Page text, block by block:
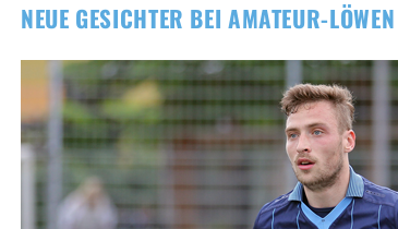
NEUE GESICHTER BEI AMATEUR-LÖWEN